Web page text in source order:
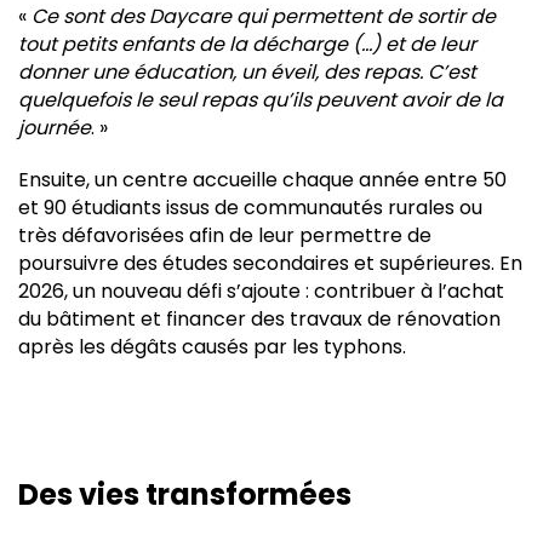
« Ce sont des Daycare qui permettent de sortir de
tout petits enfants de la décharge (…) et de leur
donner une éducation, un éveil, des repas. C’est
quelquefois le seul repas qu’ils peuvent avoir de la
journée. »
Ensuite, un centre accueille chaque année entre 50
et 90 étudiants issus de communautés rurales ou
très défavorisées afin de leur permettre de
poursuivre des études secondaires et supérieures. En
2026, un nouveau défi s’ajoute : contribuer à l’achat
du bâtiment et financer des travaux de rénovation
après les dégâts causés par les typhons.
Des vies transformées